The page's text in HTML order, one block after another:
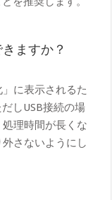
ますか？
に表示されるた
しUSB接続の場
理時間が長くな
さないようにし